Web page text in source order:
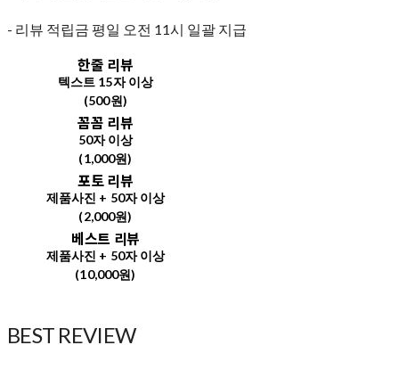
- 리뷰 적립금 평일 오전 11시 일괄 지급
한줄 리뷰
텍스트 15자 이상
(500원)
꼼꼼 리뷰
50자 이상
(1,000원)
포토 리뷰
제품사진 + 50자 이상
(2,000원)
베스트 리뷰
제품사진 + 50자 이상
(10,000원)
BEST REVIEW